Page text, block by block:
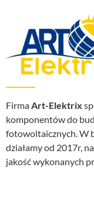
Firma Art-Elektrix
komponentów do
fotowoltaicznych. W
działamy od 2017r,
jakość wykonanych